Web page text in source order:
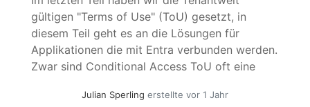
gültigen "Terms of Use" (ToU) gesetzt, in
diesem Teil geht es an die Lösungen für
Applikationen die mit Entra verbunden werden.
Zwar sind Conditional Access ToU oft eine
erforderlichen Entra ID P1-Lizenz stößt man
Julian Sperling erstellte vor 1 Jahr